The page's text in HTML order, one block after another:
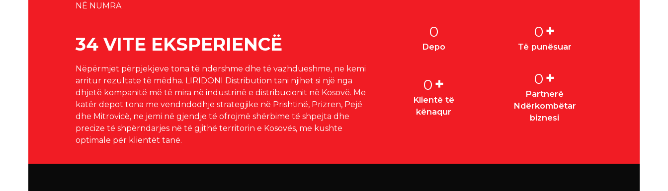
NË NUMRA
34 VITE EKSPERIENCË
Nëpërmjet përpjekjeve tona të ndershme dhe të vazhdueshme, ne kemi
arritur rezultate të mëdha. LIRIDONI Distribution tani njihet si një nga
dhjetë kompanitë më të mira në industrinë e distribucionit në Kosovë. Me
katër depot tona me vendndodhje strategjike në Prishtinë, Prizren, Pejë
dhe Mitrovicë, ne jemi në gjendje të ofrojmë shërbime të shpejta dhe
precize të shpërndarjes në të gjithë territorin e Kosovës, me kushte
optimale për klientët tanë.
0
Depo
0 +
Të punësuar
0 +
Klientë të
kënaqur
0 +
Partnerë
Ndërkombëtar
biznesi